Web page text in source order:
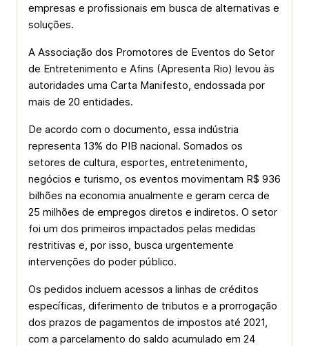
empresas e profissionais em busca de alternativas e
soluções.
A Associação dos Promotores de Eventos do Setor
de Entretenimento e Afins (Apresenta Rio) levou às
autoridades uma Carta Manifesto, endossada por
mais de 20 entidades.
De acordo com o documento, essa indústria
representa 13% do PIB nacional. Somados os
setores de cultura, esportes, entretenimento,
negócios e turismo, os eventos movimentam R$ 936
bilhões na economia anualmente e geram cerca de
25 milhões de empregos diretos e indiretos. O setor
foi um dos primeiros impactados pelas medidas
restritivas e, por isso, busca urgentemente
intervenções do poder público.
Os pedidos incluem acessos a linhas de créditos
específicas, diferimento de tributos e a prorrogação
dos prazos de pagamentos de impostos até 2021,
com a parcelamento do saldo acumulado em 24